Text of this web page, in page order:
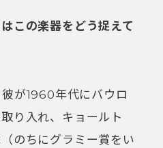
この楽器をどう捉えて
が1960年代にバウロ
り入れ、キョールト
のちにグラミー賞をい